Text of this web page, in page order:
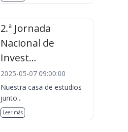
2.ª Jornada
Nacional de
Invest...
2025-05-07 09:00:00
Nuestra casa de estudios
junto...
Leer más